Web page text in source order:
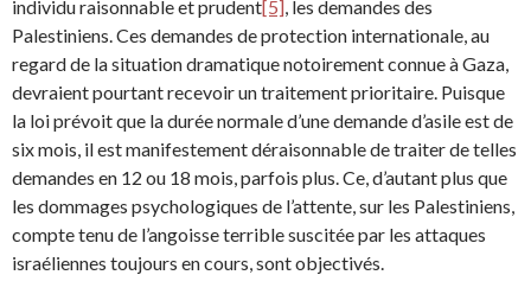
individu raisonnable et prudent[5], les demandes des
Palestiniens. Ces demandes de protection internationale, au
regard de la situation dramatique notoirement connue à Gaza,
devraient pourtant recevoir un traitement prioritaire. Puisque
la loi prévoit que la durée normale d’une demande d’asile est de
six mois, il est manifestement déraisonnable de traiter de telles
demandes en 12 ou 18 mois, parfois plus. Ce, d’autant plus que
les dommages psychologiques de l’attente, sur les Palestiniens,
compte tenu de l’angoisse terrible suscitée par les attaques
israéliennes toujours en cours, sont objectivés.